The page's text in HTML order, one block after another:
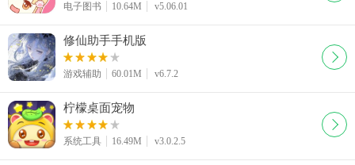
电子图书 10.64M v5.06.01
修仙助手手机版
游戏辅助 60.01M v6.7.2
柠檬桌面宠物
系统工具 16.49M v3.0.2.5